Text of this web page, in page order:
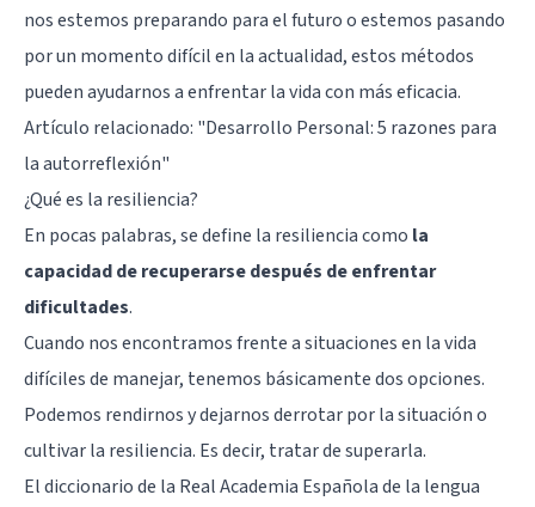
nos estemos preparando para el futuro o estemos pasando
por un momento difícil en la actualidad, estos métodos
pueden ayudarnos a enfrentar la vida con más eficacia.
Artículo relacionado: "Desarrollo Personal: 5 razones para
la autorreflexión"
¿Qué es la resiliencia?
En pocas palabras, se define la resiliencia como la
capacidad de recuperarse después de enfrentar
dificultades.
Cuando nos encontramos frente a situaciones en la vida
difíciles de manejar, tenemos básicamente dos opciones.
Podemos rendirnos y dejarnos derrotar por la situación o
cultivar la resiliencia. Es decir, tratar de superarla.
El diccionario de la Real Academia Española de la lengua